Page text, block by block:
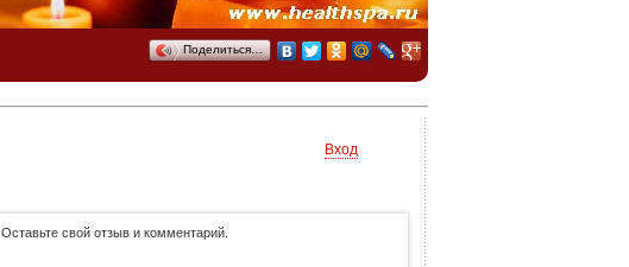
Поделиться…
Вход
Оставьте свой отзыв и комментарий.